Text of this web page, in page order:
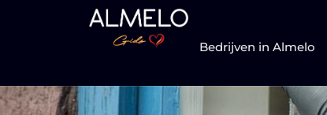
Bedrijven in Almelo